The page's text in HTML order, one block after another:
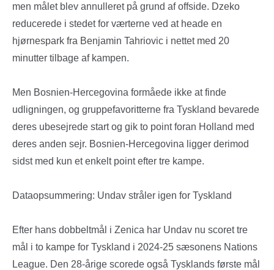
men målet blev annulleret på grund af offside. Dzeko
reducerede i stedet for værterne ved at heade en
hjørnespark fra Benjamin Tahriovic i nettet med 20
minutter tilbage af kampen.
Men Bosnien-Hercegovina formåede ikke at finde
udligningen, og gruppefavoritterne fra Tyskland bevarede
deres ubesejrede start og gik to point foran Holland med
deres anden sejr. Bosnien-Hercegovina ligger derimod
sidst med kun et enkelt point efter tre kampe.
Dataopsummering: Undav stråler igen for Tyskland
Efter hans dobbeltmål i Zenica har Undav nu scoret tre
mål i to kampe for Tyskland i 2024-25 sæsonens Nations
League. Den 28-årige scorede også Tysklands første mål